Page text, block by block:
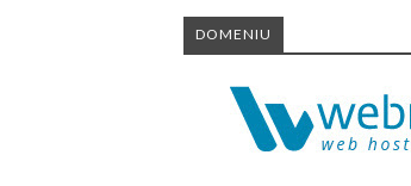
DOMENIU